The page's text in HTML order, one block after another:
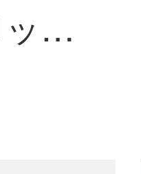
皇承（HC）ヨーロッパ式テレビキャビネットの実木室のキャビネットのアメリカンテレビキャビネットの低いキャビネットA 018軽ヨーロッパ宮廷テレビキャビネットの1.8 M大理石